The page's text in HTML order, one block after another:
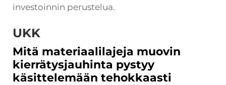
investoinnin perustelua.
UKK
Mitä materiaalilajeja muovin
kierrätysjauhinta pystyy
käsittelemään tehokkaasti